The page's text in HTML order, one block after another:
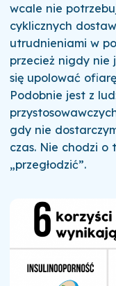
wcale nie
cyklicznych
utrudnieniami w
przecież nigdy nie
się upolować
Podobnie jest z
gdy nie
czas. Nie chodzi o
„przegłodzić”.